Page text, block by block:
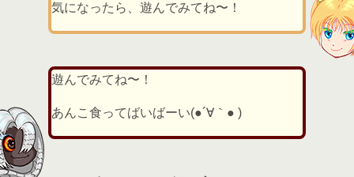
気になったら、遊んでみてね〜！
遊んでみてね〜！
あんこ食ってばいばーい(●´∀｀● )